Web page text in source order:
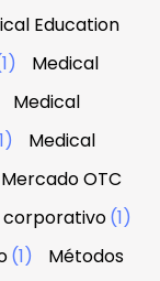
Education
Medical
Medical
Medical
Mercado OTC
corporativo(1)
(1)
Métodos